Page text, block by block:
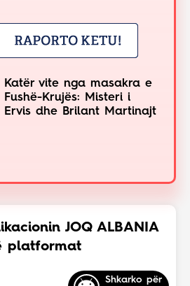
Katër vite nga masakra e
Fushë-Krujës: Misteri i
Ervis dhe Brilant Martinajt
JOQ ALBANIA
platformat
Shkarko për